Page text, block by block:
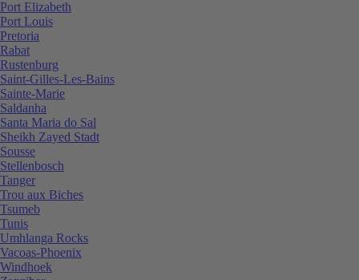
Port Elizabeth
Port Louis
Pretoria
Rabat
Rustenburg
Saint-Gilles-Les-Bains
Sainte-Marie
Saldanha
Santa Maria do Sal
Sheikh Zayed Stadt
Sousse
Stellenbosch
Tanger
Trou aux Biches
Tsumeb
Tunis
Umhlanga Rocks
Vacoas-Phoenix
Windhoek